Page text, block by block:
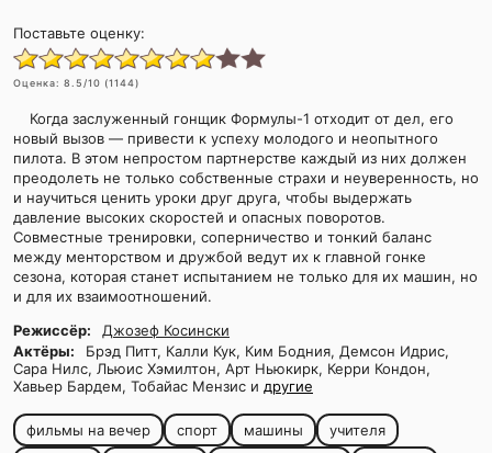
Поставьте оценку:
Оценка: 8.5/10 (1144)
Когда заслуженный гонщик Формулы-1 отходит от дел, его
новый вызов — привести к успеху молодого и неопытного
пилота. В этом непростом партнерстве каждый из них должен
преодолеть не только собственные страхи и неуверенность, но
и научиться ценить уроки друг друга, чтобы выдержать
давление высоких скоростей и опасных поворотов.
Совместные тренировки, соперничество и тонкий баланс
между менторством и дружбой ведут их к главной гонке
сезона, которая станет испытанием не только для их машин, но
и для их взаимоотношений.
Режиссёр:
Джозеф Косински
Актёры:
Брэд Питт, Калли Кук, Ким Бодния, Демсон Идрис,
Сара Нилс, Льюис Хэмилтон, Арт Ньюкирк, Керри Кондон,
Хавьер Бардем, Тобайас Мензис и другие
фильмы на вечер спорт машины
учителя